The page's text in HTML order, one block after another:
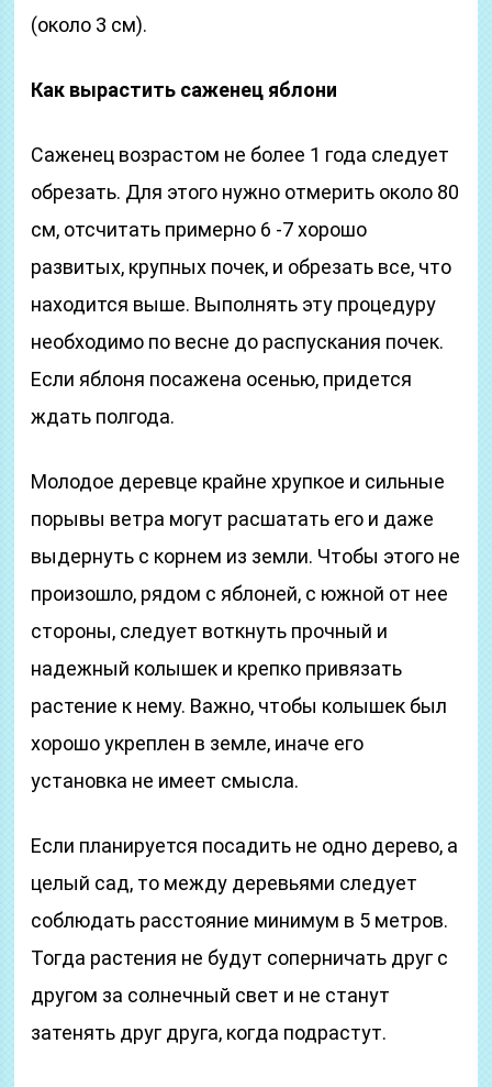
(около 3 см).
Как вырастить саженец яблони
Саженец возрастом не более 1 года следует
обрезать. Для этого нужно отмерить около 80
см, отсчитать примерно 6 -7 хорошо
развитых, крупных почек, и обрезать все, что
находится выше. Выполнять эту процедуру
необходимо по весне до распускания почек.
Если яблоня посажена осенью, придется
ждать полгода.
Молодое деревце крайне хрупкое и сильные
порывы ветра могут расшатать его и даже
выдернуть с корнем из земли. Чтобы этого не
произошло, рядом с яблоней, с южной от нее
стороны, следует воткнуть прочный и
надежный колышек и крепко привязать
растение к нему. Важно, чтобы колышек был
хорошо укреплен в земле, иначе его
установка не имеет смысла.
Если планируется посадить не одно дерево, а
целый сад, то между деревьями следует
соблюдать расстояние минимум в 5 метров.
Тогда растения не будут соперничать друг с
другом за солнечный свет и не станут
затенять друг друга, когда подрастут.